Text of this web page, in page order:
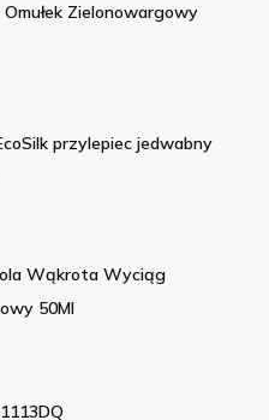
Zielonowargowy
przylepiec jedwabny
Wąkrota Wyciąg
50Ml